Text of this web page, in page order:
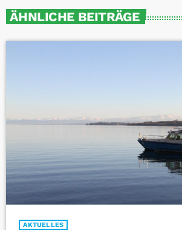
ÄHNLICHE BEITRÄGE
AKTUELLES